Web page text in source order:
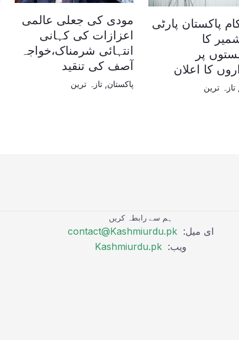
پاکستان پارٹی
کا
پر
کا اعلان
,تازہ ترین
مودی کی جعلی عالمی
اعزازات کی کہانی
انتہائی شرمناک،خواجہ
آصف کی تنقید
پاکستان ,تازہ ترین
ہم سے رابطہ کریں
ای میل: contact@Kashmiurdu.pk
ویب: Kashmiurdu.pk